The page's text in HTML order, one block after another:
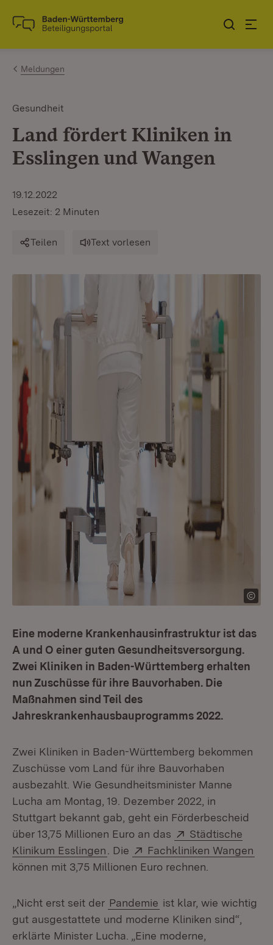
Zum Inhalt springen
Link zur Startseite
Meldungen
Gesundheit
Land fördert Kliniken in
Esslingen und Wangen
19.12.2022
Lesezeit: 2 Minuten
Teilen Text vorlesen
Eine moderne Krankenhausinfrastruktur ist das
A und O einer guten Gesundheitsversorgung.
Zwei Kliniken in Baden-Württemberg erhalten
nun Zuschüsse für ihre Bauvorhaben. Die
Maßnahmen sind Teil des
Jahreskrankenhausbauprogramms 2022.
Zwei Kliniken in Baden-Württemberg bekommen
Zuschüsse vom Land für ihre Bauvorhaben
ausbezahlt. Wie Gesundheitsminister Manne
Lucha am Montag, 19. Dezember 2022, in
Stuttgart bekannt gab, geht ein Förderbescheid
über 13,75 Millionen Euro an das
Extern:
Städtische
Klinikum Esslingen (Öffnet in neuem Fenster)
. Die Extern:
Fachkliniken Wangen
können mit 3,75 Millionen Euro rechnen.
„Nicht erst seit der Pandemie ist klar, wie wichtig
gut ausgestattete und moderne Kliniken sind“,
erklärte Minister Lucha. „Eine moderne,